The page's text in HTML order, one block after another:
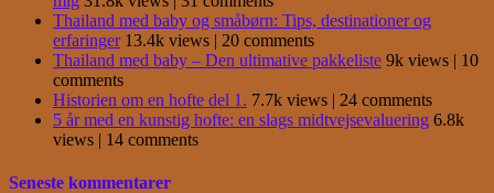
Thailand med baby og småbørn: Tips, destinationer og
erfaringer 13.4k views | 20 comments
Thailand med baby – Den ultimative pakkeliste 9k views | 10
comments
Historien om en hofte del 1. 7.7k views | 24 comments
5 år med en kunstig hofte: en slags midtvejsevaluering 6.8k
views | 14 comments
Seneste kommentarer